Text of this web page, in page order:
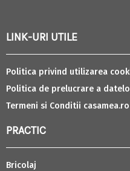
LINK-URI UTILE
Politica privind utilizarea
Politica de prelucrare a
Termeni si Conditii casamea.ro
PRACTIC
Bricolaj